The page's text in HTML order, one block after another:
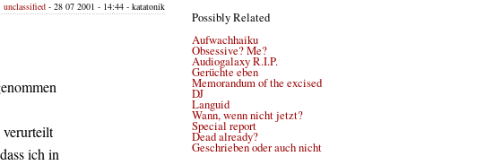
Possibly Related
Aufwachhaiku
Obsessive? Me?
Audiogalaxy R.I.P.
Gerüchte eben
Memorandum of the excised
DJ
Languid
Wann, wenn nicht jetzt?
Special report
Dead already?
Geschrieben oder auch nicht
unclassified - 28 07 2001 - 14:44 - katatonik
ich in